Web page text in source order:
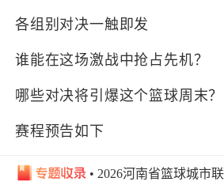
各组别对决一触即发
谁能在这场激战中抢占先机？
哪些对决将引爆这个篮球周末？
赛程预告如下
快为你支持的家乡球队锁定观
• 2026河南省篮球城市